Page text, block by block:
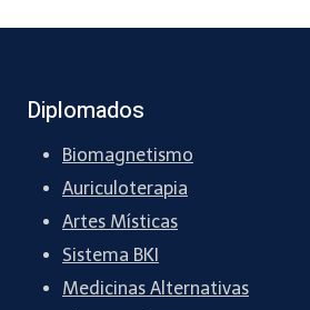
Diplomados
Biomagnetismo
Auriculoterapia
Artes Místicas
Sistema BKI
Medicinas Alternativas